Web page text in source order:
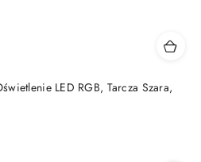
LED RGB, Tarcza Szara,